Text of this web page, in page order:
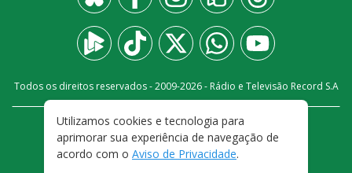
Todos os direitos reservados - 2009-2026- Rádio e Televisão Record S.A
FALE CONOSCO
PRIVACIDADE
TERMOS E CONDIÇÕES DE USO
Utilizamos cookies e tecnologia para
aprimorar sua experiência de navegação de
acordo com o Aviso de Privacidade.